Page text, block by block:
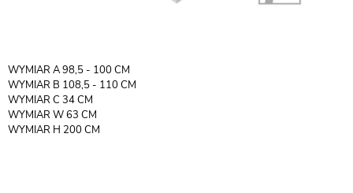
WYMIAR A 98,5 - 100 CM
WYMIAR B 108,5 - 110 CM
WYMIAR C 34 CM
WYMIAR W 63 CM
WYMIAR H 200 CM